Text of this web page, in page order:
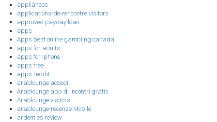
appliances
applications-de-rencontre visitors
approved payday loan
apps
Apps best online gambling canada
apps for adults
apps for iphone
apps free
apps reddit
arablounge accedi
Arablounge app di incontri gratis
Arablounge visitors
arablounge-recenze Mobile
ardent es review